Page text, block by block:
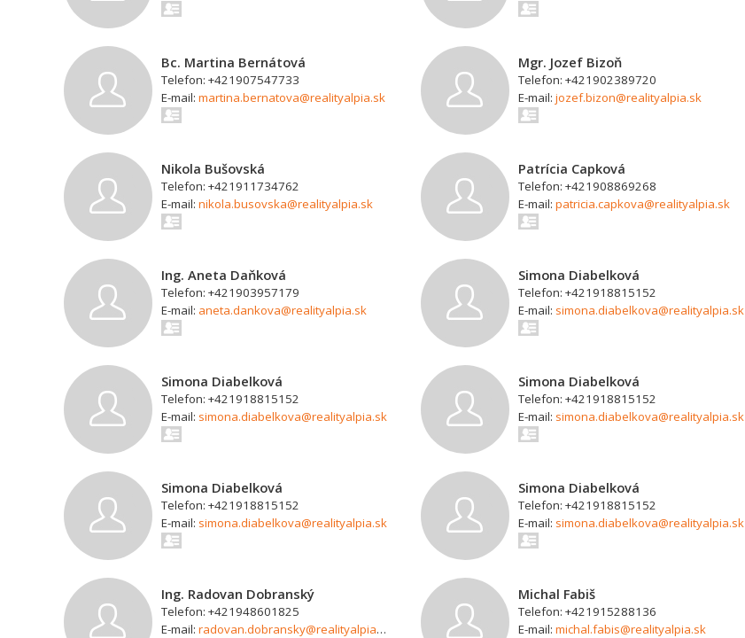
Bc. Martina Bernátová
Telefon: +421907547733
E-mail: martina.bernatova@realityalpia.sk
Mgr. Jozef Bizoň
Telefon: +421902389720
E-mail:jozef.bizon@realityalpia.sk
Nikola Bušovská
Telefon: +421911734762
E-mail: nikola.busovska@realityalpia.sk
Patrícia Capková
Telefon: +421908869268
E-mail:patricia.capkova@realityalpia.sk
Ing. Aneta Daňková
Telefon: +421903957179
E-mail: aneta.dankova@realityalpia.sk
Simona Diabelková
Telefon: +421918815152
E-mail: simona.diabelkova@realityalpia.sk
Simona Diabelková
Telefon: +421918815152
E-mail: simona.diabelkova@realityalpia.sk
Simona Diabelková
Telefon: +421918815152
E-mail: simona.diabelkova@realityalpia.sk
Simona Diabelková
Telefon: +421918815152
E-mail: simona.diabelkova@realityalpia.sk
Simona Diabelková
Telefon: +421918815152
E-mail: simona.diabelkova@realityalpia.sk
Ing. Radovan Dobranský
Telefon: +421948601825
E-mail: radovan.dobransky@realityalpia.sk
Michal Fabiš
Telefon: +421915288136
E-mail:michal.fabis@realityalpia.sk